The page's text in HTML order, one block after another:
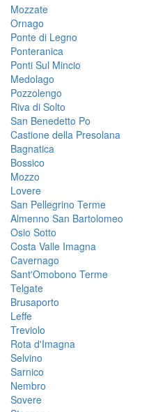
Mozzate
Ornago
Ponte di Legno
Ponteranica
Ponti Sul Mincio
Medolago
Pozzolengo
Riva di Solto
San Benedetto Po
Castione della Presolana
Bagnatica
Bossico
Mozzo
Lovere
San Pellegrino Terme
Almenno San Bartolomeo
Osio Sotto
Costa Valle Imagna
Cavernago
Sant'Omobono Terme
Telgate
Brusaporto
Leffe
Treviolo
Rota d'Imagna
Selvino
Sarnico
Nembro
Sovere